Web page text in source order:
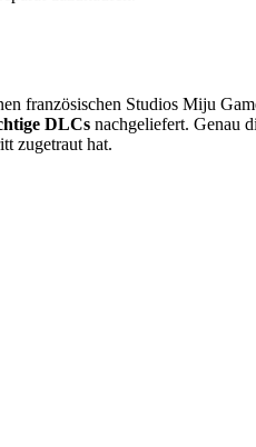
französischen Studios Miju
DLCs nachgeliefert. Genau
zugetraut hat.